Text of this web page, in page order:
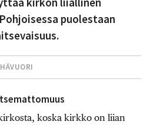
puolestaan
koska kirkko on liian